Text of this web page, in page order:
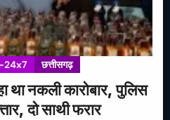
24x7 छत्तीसगढ़
था नकली कारोबार, पुलिस
दो साथी फरार